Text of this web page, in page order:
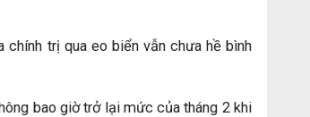
chính trị qua eo biển vẫn chưa hề bình
bao giờ trở lại mức của tháng 2 khi